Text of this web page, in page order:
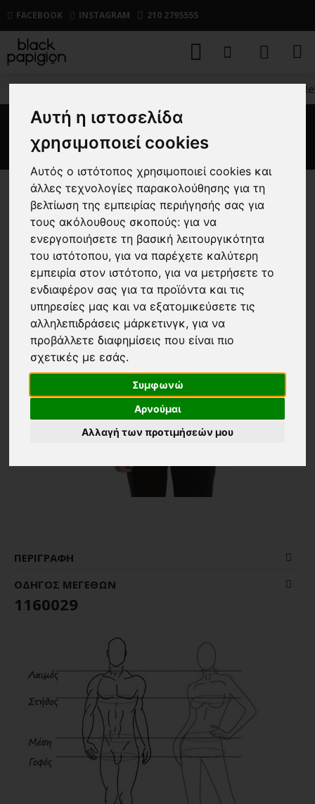
Αυτή η ιστοσελίδα
χρησιμοποιεί cookies
Αυτός ο ιστότοπος χρησιμοποιεί cookies και
άλλες τεχνολογίες παρακολούθησης για τη
βελτίωση της εμπειρίας περιήγησής σας για
τους ακόλουθους σκοπούς:για να
ενεργοποιήσετε τη βασική λειτουργικότητα
του ιστότοπου,για να παρέχετε καλύτερη
εμπειρία στον ιστότοπο,για να μετρήσετε το
ενδιαφέρον σας για τα προϊόντα και τις
υπηρεσίες μας και να εξατομικεύσετε τις
αλληλεπιδράσεις μάρκετινγκ,για να
προβάλλετε διαφημίσεις που είναι πιο
σχετικές με εσάς.
Συμφωνώ
Αρνούμαι
Αλλαγή των προτιμήσεών μου
FACEBOOK INSTAGRAM 210 2795555
Ζακέτα φούτερ
Ζακέτα φούτερ Rebel μαύρη
ΠΕΡΙΓΡΑΦΉ
ΟΔΗΓΌΣ ΜΕΓΕΘΏΝ
1160029